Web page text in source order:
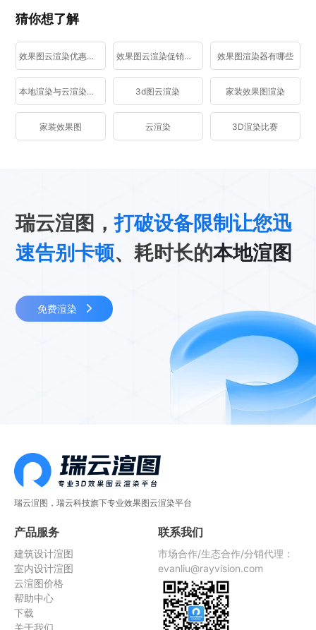
猜你想了解
效果图云渲染优惠活动 效果图云渲染促销活动 效果图渲染器有哪些
本地渲染与云渲染区别 3d图云渲染 家装效果图渲染
家装效果图 云渲染 3D渲染比赛
瑞云渲图，打破设备限制让您迅
速告别卡顿、耗时长的本地渲图
免费渲染
瑞云渲图，瑞云科技旗下专业效果图云渲染平台
产品服务
建筑设计渲图
室内设计渲图
云渲图价格
帮助中心
下载
关于我们
联系我们
市场合作/生态合作/分销代理：
evanliu@rayvision.com